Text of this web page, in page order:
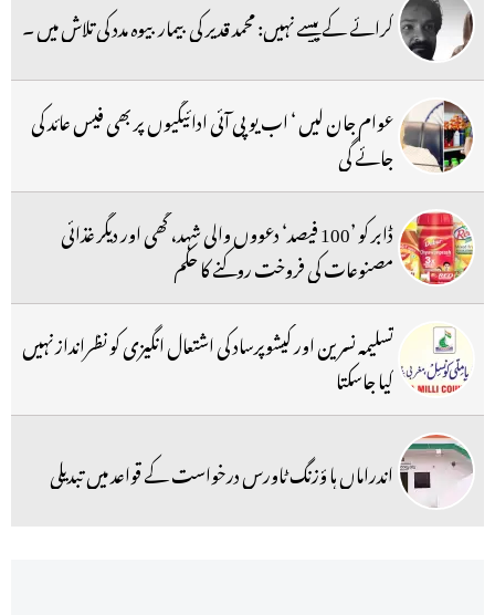
کرائے کے پیسے نہیں: محمد قدیر کی بیمار بیوہ مدد کی تلاش میں ۔
عوام جان لیں ‘ اب یو پی آئی ادائیگیوں پر بھی فیس عائد کی
جائے گی
ڈابر کو ’100 فیصد‘ دعووں والی شہد، گھی اور دیگر غذائی
مصنوعات کی فروخت روکنے کا حکم
تسلیمہ نسرین اور کیشوپرساد کی اشتعال انگیزی کو نظرانداز نہیں
کیا جاسکتا
اندراماں ہا ؤزنگ ٹاورس درخواست کے قواعد میں تبدیلی